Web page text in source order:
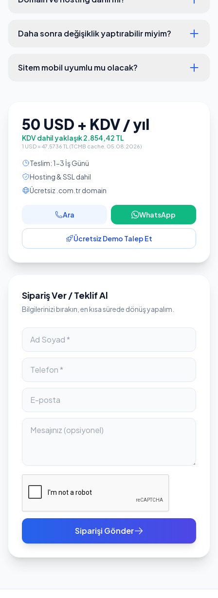
Daha sonra değişiklik yaptırabilir miyim?
Sitem mobil uyumlu mu olacak?
50 USD + KDV / yıl
KDV dahil yaklaşık 2.854,42 TL
1 USD = 47,5736 TL (TCMB cache, 05.08.2026)
Teslim: 1-3 İş Günü
Hosting & SSL dahil
Ücretsiz .com.tr domain
Ara WhatsApp
Ücretsiz Demo Talep Et
Sipariş Ver / Teklif Al
Bilgilerinizi bırakın, en kısa sürede dönüş yapalım.
Siparişi Gönder